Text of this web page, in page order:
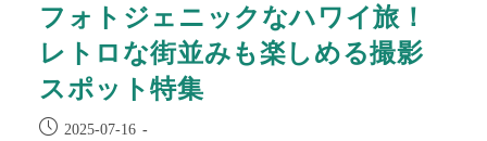
フォトジェニックなハワイ旅！
レトロな街並みも楽しめる撮影
スポット特集
2025-07-16